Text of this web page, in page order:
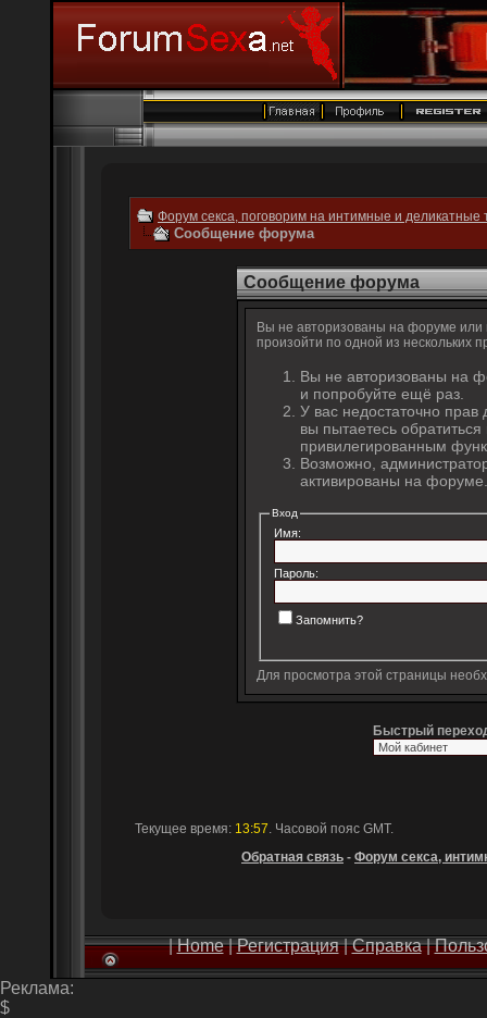
Форум секса, поговорим на интимные и деликатные
Сообщение форума
Сообщение форума
Вы не авторизованы на форуме или
произойти по одной из нескольких
Вы не авторизованы на
и попробуйте ещё раз.
У вас недостаточно
вы пытаетесь
привилегированным
Возможно,
активированы на форуме.
Вход
Имя:
Пароль:
Запомнить?
Для просмотра этой страницы
Быстрый
Текущее время: 13:57. Часовой пояс GMT.
Обратная связь - Форум секса,
|Home|Регистрация|Справка|
Реклама:
$